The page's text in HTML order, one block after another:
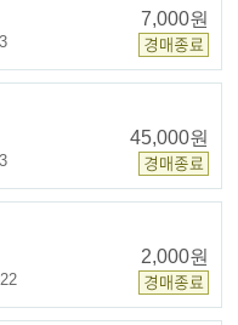
7,000원
45,000원
2,000원